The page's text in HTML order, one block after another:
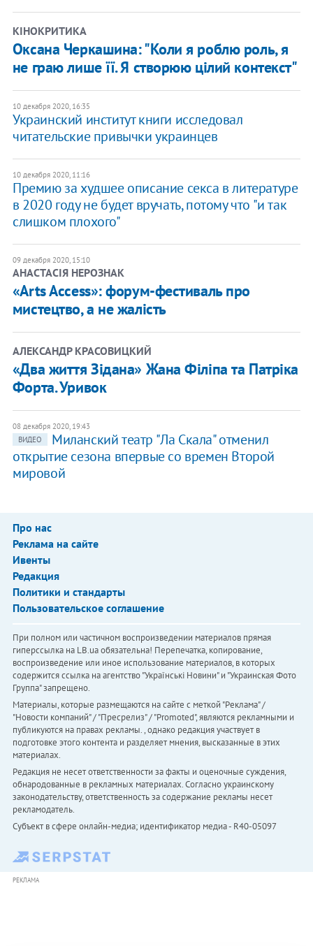
КІНОКРИТИКА
Оксана Черкашина: "Коли я роблю роль, я
не граю лише її. Я створюю цілий контекст"
10 декабря 2020, 16:35
Украинский институт книги исследовал
читательские привычки украинцев
10 декабря 2020, 11:16
Премию за худшее описание секса в литературе
в 2020 году не будет вручать, потому что "и так
слишком плохого"
09 декабря 2020, 15:10
АНАСТАСІЯ НЕРОЗНАК
«Arts Access»: форум-фестиваль про
мистецтво, а не жалість
АЛЕКСАНДР КРАСОВИЦКИЙ
«Два життя Зідана» Жана Філіпа та Патріка
Форта. Уривок
08 декабря 2020, 19:43
ВИДЕО
Миланский театр "Ла Скала" отменил
открытие сезона впервые со времен Второй
мировой
Про нас
Реклама на сайте
Ивенты
Редакция
Политики и стандарты
Пользовательское соглашение
При полном или частичном воспроизведении материалов прямая
гиперссылка на LB.ua обязательна! Перепечатка, копирование,
воспроизведение или иное использование материалов, в которых
содержится ссылка на агентство "Українськi Новини" и "Украинская Фото
Группа" запрещено.
Материалы, которые размещаются на сайте с меткой "Реклама" /
"Новости компаний" / "Пресрелиз" / "Promoted", являются рекламными и
публикуются на правах рекламы. , однако редакция участвует в
подготовке этого контента и разделяет мнения, высказанные в этих
материалах.
Редакция не несет ответственности за факты и оценочные суждения,
обнародованные в рекламных материалах. Согласно украинскому
законодательству, ответственность за содержание рекламы несет
рекламодатель.
Субъект в сфере онлайн-медиа; идентификатор медиа - R40-05097
РЕКЛАМА